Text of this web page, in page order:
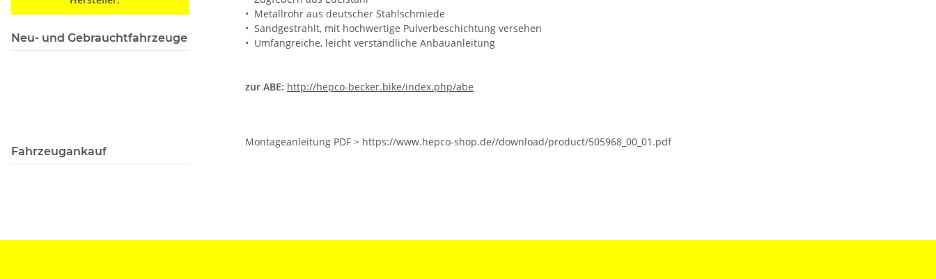
• Metallrohr aus deutscher Stahlschmiede
• Sandgestrahlt, mit hochwertige Pulverbeschichtung versehen
• Umfangreiche, leicht verständliche Anbauanleitung
zur ABE: http://hepco-becker.bike/index.php/abe
Montageanleitung PDF > https://www.hepco-shop.de//download/product/505968_00_01.pdf
Neu- und Gebrauchtfahrzeuge
Fahrzeugankauf